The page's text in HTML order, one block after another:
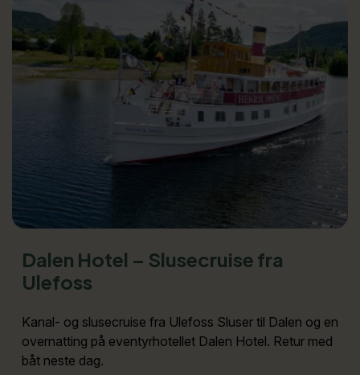
Dalen Hotel – Slusecruise fra
Ulefoss
Kanal- og slusecruise fra Ulefoss Sluser til Dalen og en
overnatting på eventyrhotellet Dalen Hotel. Retur med
båt neste dag.